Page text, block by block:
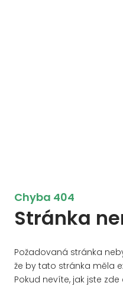
Chyba 404
Stránka
Požadovaná stránka
že by tato stránka měla
Pokud nevíte, jak jste